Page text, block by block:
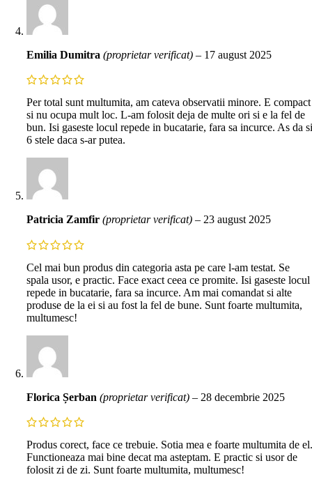
Emilia Dumitra (proprietar verificat) – 17 august 2025
Per total sunt multumita, am cateva observatii minore. E compact
si nu ocupa mult loc. L-am folosit deja de multe ori si e la fel de
bun. Isi gaseste locul repede in bucatarie, fara sa incurce. As da si
6 stele daca s-ar putea.
Patricia Zamfir (proprietar verificat) – 23 august 2025
Cel mai bun produs din categoria asta pe care l-am testat. Se
spala usor, e practic. Face exact ceea ce promite. Isi gaseste locul
repede in bucatarie, fara sa incurce. Am mai comandat si alte
produse de la ei si au fost la fel de bune. Sunt foarte multumita,
multumesc!
Florica Șerban (proprietar verificat) – 28 decembrie 2025
Produs corect, face ce trebuie. Sotia mea e foarte multumita de el.
Functioneaza mai bine decat ma asteptam. E practic si usor de
folosit zi de zi. Sunt foarte multumita, multumesc!